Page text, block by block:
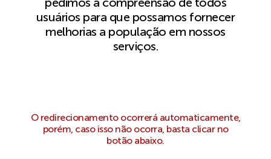
usuários para que possamos fornecer
melhorias a população em nossos
serviços.
O redirecionamento ocorrerá automaticamente,
porém, caso isso não ocorra, basta clicar no
botão abaixo.